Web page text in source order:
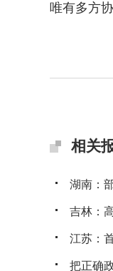
唯有多方
相关
湖南：
吉林：
江苏：
把正确